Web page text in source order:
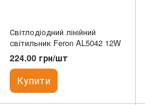
Світлодіодний лінійний
світильник Feron AL5042 12W
224.00 грн/шт
Купити